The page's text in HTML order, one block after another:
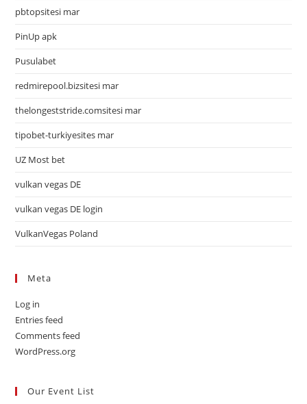
pbtopsitesi mar
PinUp apk
Pusulabet
redmirepool.bizsitesi mar
thelongeststride.comsitesi mar
tipobet-turkiyesites mar
UZ Most bet
vulkan vegas DE
vulkan vegas DE login
VulkanVegas Poland
Meta
Log in
Entries feed
Comments feed
WordPress.org
Our Event List